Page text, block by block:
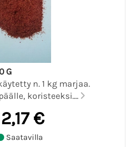
G
n. 1 kg marjaa.
koristeeksi....
€
Saatavilla